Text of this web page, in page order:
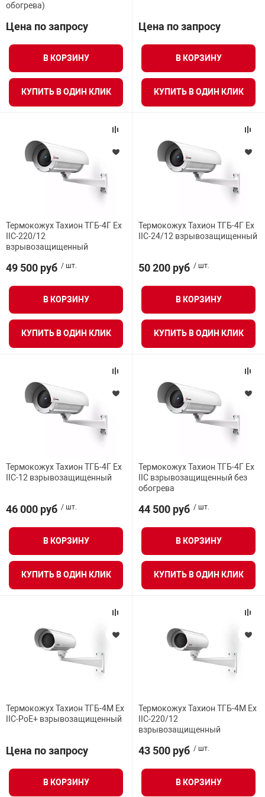
техника
автомобили
информации
техника
ключи
сигнализации
безопасность
оборудование
обогрева)
Цена по запросу
В КОРЗИНУ
КУПИТЬ В ОДИН КЛИК
Цена по запросу
В КОРЗИНУ
КУПИТЬ В ОДИН КЛИК
Термокожух Тахион ТГБ-4Г Ex
IIC-220/12
взрывозащищенный
49 500 руб / шт.
В КОРЗИНУ
КУПИТЬ В ОДИН КЛИК
Термокожух Тахион ТГБ-4Г Ex
IIC-24/12 взрывозащищенный
50 200 руб / шт.
В КОРЗИНУ
КУПИТЬ В ОДИН КЛИК
Термокожух Тахион ТГБ-4Г Ex
IIC-12 взрывозащищенный
46 000 руб / шт.
В КОРЗИНУ
КУПИТЬ В ОДИН КЛИК
Термокожух Тахион ТГБ-4Г Ex
IIC взрывозащищенный без
обогрева
44 500 руб / шт.
В КОРЗИНУ
КУПИТЬ В ОДИН КЛИК
Термокожух Тахион ТГБ-4М Ex
IIC-PoE+ взрывозащищенный
Цена по запросу
В КОРЗИНУ
Термокожух Тахион ТГБ-4М Ex
IIC-220/12
взрывозащищенный
43 500 руб / шт.
В КОРЗИНУ